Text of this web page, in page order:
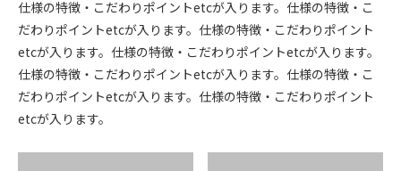
仕様の特徴・こだわりポイントetcが入ります。仕様の特徴・こ
だわりポイントetcが入ります。仕様の特徴・こだわりポイント
etcが入ります。仕様の特徴・こだわりポイントetcが入ります。
仕様の特徴・こだわりポイントetcが入ります。仕様の特徴・こ
だわりポイントetcが入ります。仕様の特徴・こだわりポイント
etcが入ります。